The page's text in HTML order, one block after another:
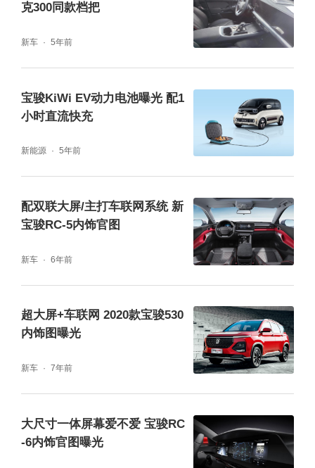
克300同款档把
新车 5年前
宝骏KiWi EV动力电池曝光 配1
小时直流快充
新能源 5年前
配双联大屏/主打车联网系统 新
宝骏RC-5内饰官图
新车 6年前
超大屏+车联网 2020款宝骏530
内饰图曝光
新车 7年前
大尺寸一体屏幕爱不爱 宝骏RC
-6内饰官图曝光